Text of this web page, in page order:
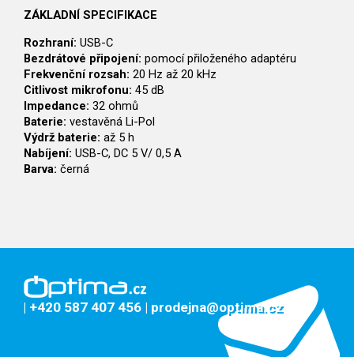
ZÁKLADNÍ SPECIFIKACE
Rozhraní: USB-C
Bezdrátové připojení: pomocí přiloženého adaptéru
Frekvenční rozsah: 20 Hz až 20 kHz
Citlivost mikrofonu: 45 dB
Impedance: 32 ohmů
Baterie: vestavěná Li-Pol
Výdrž baterie: až 5 h
Nabíjení: USB-C, DC 5 V/ 0,5 A
Barva: černá
| +420 587 407 456 | prodejna@optima.cz